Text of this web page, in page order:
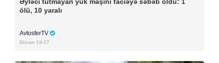
ölü, 10 yaralı
AvtosferTV
Dünən 19:27